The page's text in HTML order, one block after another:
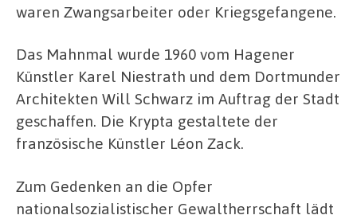
waren Zwangsarbeiter oder Kriegsgefangene.
Das Mahnmal wurde 1960 vom Hagener
Künstler Karel Niestrath und dem Dortmunder
Architekten Will Schwarz im Auftrag der Stadt
geschaffen. Die Krypta gestaltete der
französische Künstler Léon Zack.
Zum Gedenken an die Opfer
nationalsozialistischer Gewaltherrschaft lädt